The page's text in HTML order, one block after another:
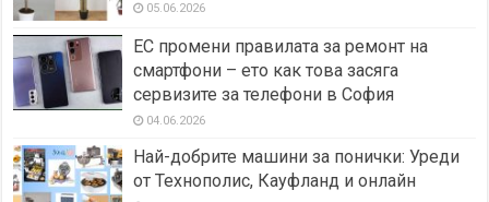
05.06.2026
ЕС промени правилата за ремонт на
смартфони – ето как това засяга
сервизите за телефони в София
04.06.2026
Най-добрите машини за понички: Уреди
от Технополис, Кауфланд и онлайн